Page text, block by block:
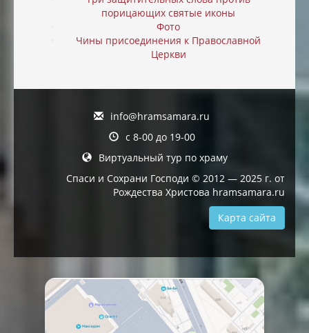
порицающих святые иконы
Фото
Чины присоединения к Православной
Церкви
info@hramsamara.ru
с 8-00 до 19-00
Виртуальный тур по храму
Спаси и Сохрани Господи © 2012 — 2025 г. от
Рождества Христова hramsamara.ru
Карта сайта